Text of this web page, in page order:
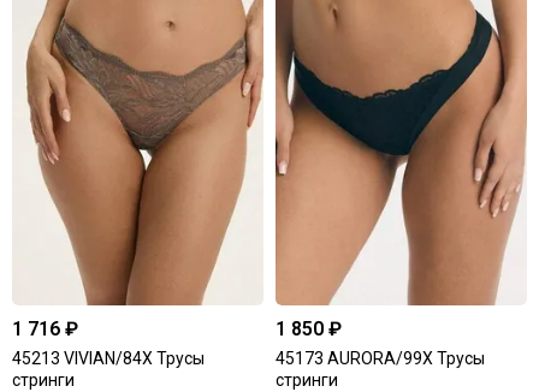
1 716 ₽
45213 VIVIAN/84X Трусы
стринги
1 850 ₽
45173 AURORA/99X Трусы
стринги